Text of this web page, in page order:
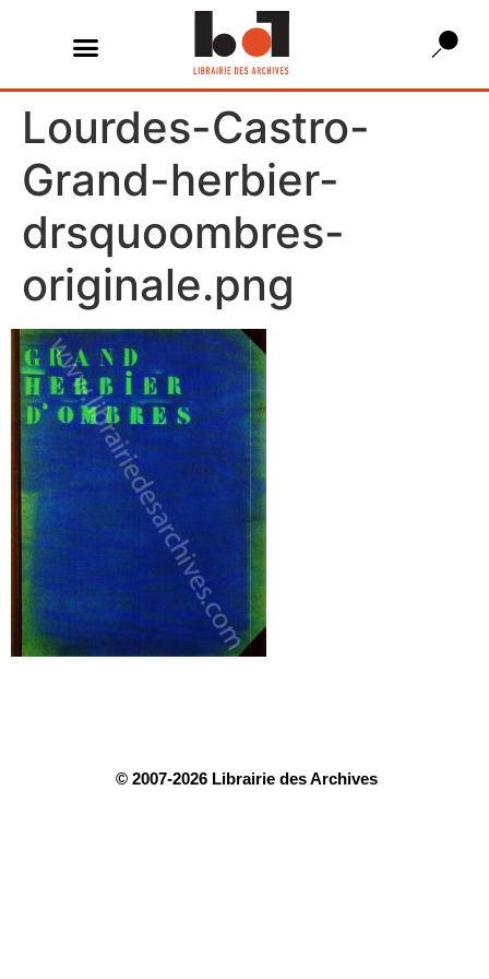
Lourdes-Castro-
Grand-herbier-
drsquoombres-
originale.png
© 2007-2026 Librairie des Archives